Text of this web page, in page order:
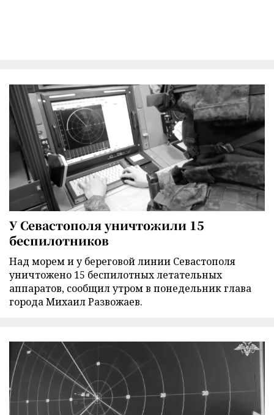
У Севастополя уничтожили 15
беспилотников
Над морем и у береговой линии Севастополя
уничтожено 15 беспилотных летательных
аппаратов, сообщил утром в понедельник глава
города Михаил Развожаев.